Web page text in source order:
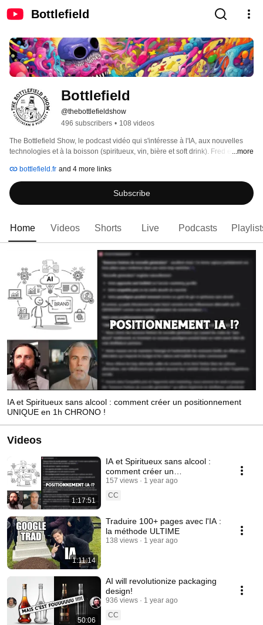
Bottlefield
Bottlefield
@thebottlefieldshow
496 subscribers • 108 videos
The Bottlefield Show, le podcast vidéo qui s'intéresse à l'IA, aux nouvelles
technologies et à la boisson (spiritueux, vin, bière et soft drink). Fred et Ludo
artificielle, web3, NFT, et cie.
...more
bottlefield.fr and 4 more links
Subscribe
Home Videos Shorts Live Podcasts
IA et Spiritueux sans alcool : comment créer un positionnement
UNIQUE en 1h CHRONO !
Videos
1:17:51
IA et Spiritueux sans alcool :
comment créer un
positionnement UNIQUE en 1h
CHRONO !
157 views
1 year ago
CC
1:11:14
Traduire 100+ pages avec l'IA :
la méthode ULTIME
138 views 1 year ago
50:06
AI will revolutionize packaging
design!
936 views
1 year ago
CC